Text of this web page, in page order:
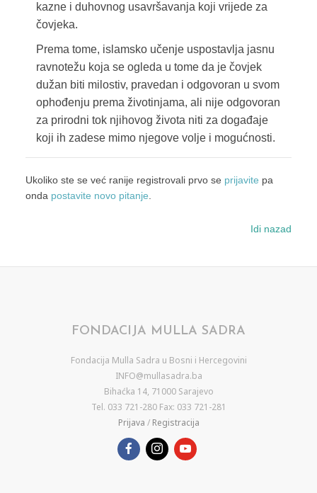
kazne i duhovnog usavršavanja koji vrijede za
čovjeka.
Prema tome, islamsko učenje uspostavlja jasnu
ravnotežu koja se ogleda u tome da je čovjek
dužan biti milostiv, pravedan i odgovoran u svom
ophođenju prema životinjama, ali nije odgovoran
za prirodni tok njihovog života niti za događaje
koji ih zadese mimo njegove volje i mogućnosti.
Ukoliko ste se već ranije registrovali prvo se prijavite pa
onda postavite novo pitanje.
Idi nazad
FONDACIJA MULLA SADRA
Fondacija Mulla Sadra u Bosni i Hercegovini
INFO@mullasadra.ba
Bihaćka 14, 71000 Sarajevo
Tel. 033 721-280 Fax: 033 721-281
Prijava / Registracija